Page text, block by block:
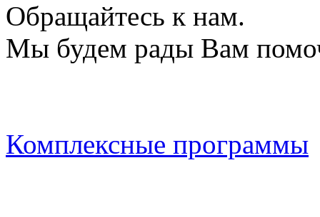
Обращайтесь к нам.
Мы будем рады Вам
Комплексные программы